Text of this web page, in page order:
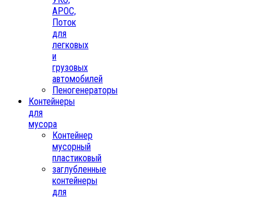
АРОС,
Поток
для
легковых
и
грузовых
автомобилей
Пеногенераторы
Контейнеры
для
мусора
Контейнер
мусорный
пластиковый
заглубленные
контейнеры
для